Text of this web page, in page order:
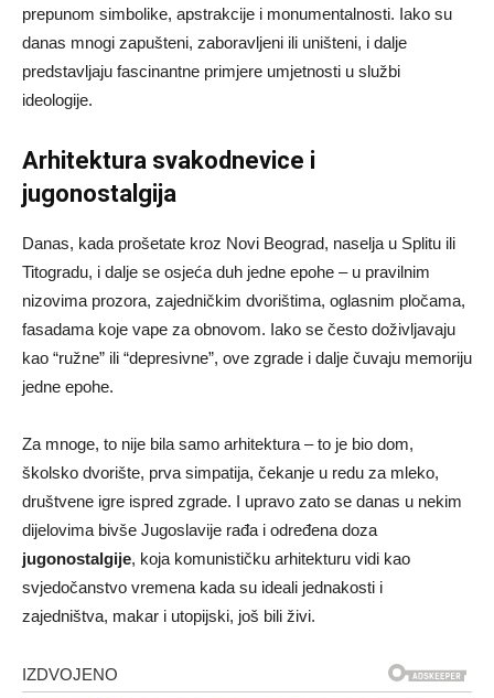
prepunom simbolike, apstrakcije i monumentalnosti. Iako su
danas mnogi zapušteni, zaboravljeni ili uništeni, i dalje
predstavljaju fascinantne primjere umjetnosti u službi
ideologije.
Arhitektura svakodnevice i
jugonostalgija
Danas, kada prošetate kroz Novi Beograd, naselja u Splitu ili
Titogradu, i dalje se osjeća duh jedne epohe – u pravilnim
nizovima prozora, zajedničkim dvorištima, oglasnim pločama,
fasadama koje vape za obnovom. Iako se često doživljavaju
kao “ružne” ili “depresivne”, ove zgrade i dalje čuvaju memoriju
jedne epohe.
Za mnoge, to nije bila samo arhitektura – to je bio dom,
školsko dvorište, prva simpatija, čekanje u redu za mleko,
društvene igre ispred zgrade. I upravo zato se danas u nekim
dijelovima bivše Jugoslavije rađa i određena doza
jugonostalgije, koja komunističku arhitekturu vidi kao
svjedočanstvo vremena kada su ideali jednakosti i
zajedništva, makar i utopijski, još bili živi.